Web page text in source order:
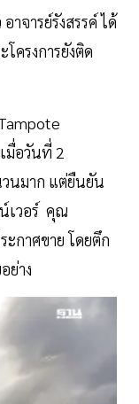
าจารย์รังสรรค์ ได้
ครงการยังติด
มื่อวันที่ 2
นมาก แต่ยืนยัน
น์เวอร์ คุณ
กาศขาย โดยตึก
ย่าง